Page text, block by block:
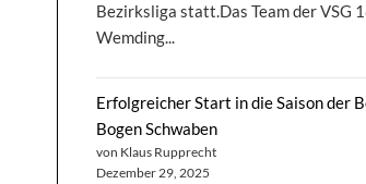
Bezirksliga statt.Das Team der VSG
Wemding...
Erfolgreicher Start in die Saison der
Bogen Schwaben
von Klaus Rupprecht
Dezember 29, 2025